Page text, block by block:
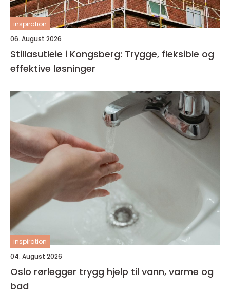
inspiration
06. August 2026
Stillasutleie i Kongsberg: Trygge, fleksible og
effektive løsninger
inspiration
04. August 2026
Oslo rørlegger trygg hjelp til vann, varme og
bad